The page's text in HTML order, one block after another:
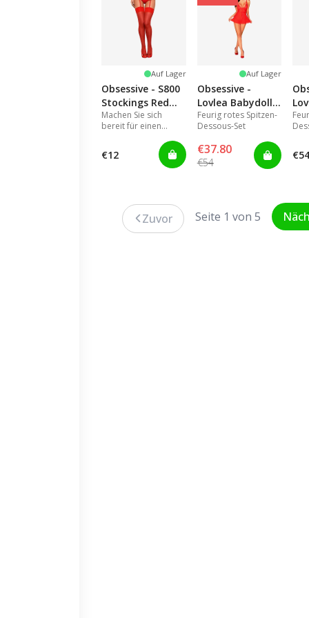
Auf Lager
Obsessive - S800
Stockings Red
S/M
Machen Sie sich
bereit für einen
Abend mit den sexy
S800 Strümpfen!
€12
Auf Lager
Obsessive -
Lovlea Babydoll
L/XL
Feurig rotes Spitzen-
Dessous-Set
€37.80
€54
S/
Zuvor Seite 1 von 5